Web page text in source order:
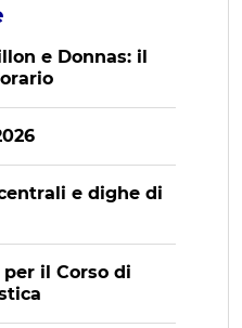
e Donnas: il
e dighe di
il Corso di